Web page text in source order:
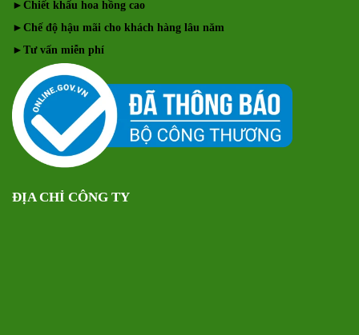
► Chiết khấu hoa hồng cao
► Chế độ hậu mãi cho khách hàng lâu năm
► Tư vấn miễn phí
ĐỊA CHỈ CÔNG TY